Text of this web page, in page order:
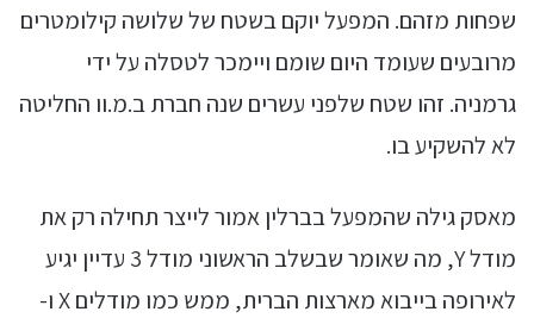
שפחות מזהם. המפעל יוקם בשטח של שלושה קילומטרים
מרובעים שעומד היום שומם ויימכר לטסלה על ידי
גרמניה. זהו שטח שלפני עשרים שנה חברת ב.מ.וו החליטה
לא להשקיע בו.
מאסק גילה שהמפעל בברלין אמור לייצר תחילה רק את
מודל Y, מה שאומר שבשלב הראשוני מודל 3 עדיין יגיע
לאירופה בייבוא מארצות הברית, ממש כמו מודלים X ו-